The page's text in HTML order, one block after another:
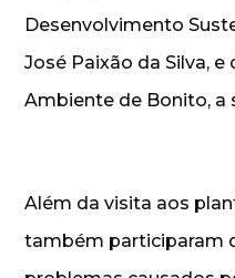
Desenvolvimento
José Paixão da Silva,
Ambiente de Bonito, a
Além da visita aos
também participaram